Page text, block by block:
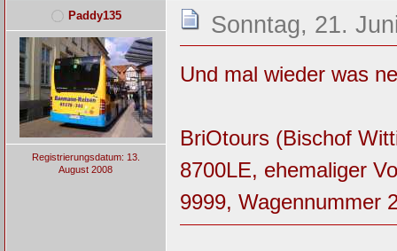
Paddy135
Registrierungsdatum: 13.
August 2008
Sonntag, 21.
Und mal wieder was
BriOtours (Bischof
8700LE, ehemaliger
9999, Wagennummer